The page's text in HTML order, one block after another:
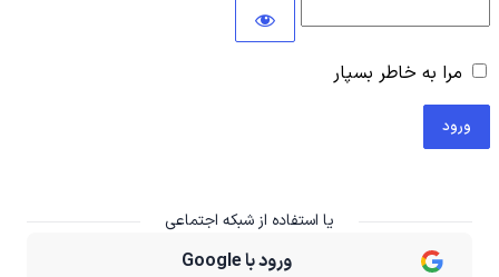
مرا به خاطر بسپار
ورود با Google
یا استفاده از شبکه اجتماعی